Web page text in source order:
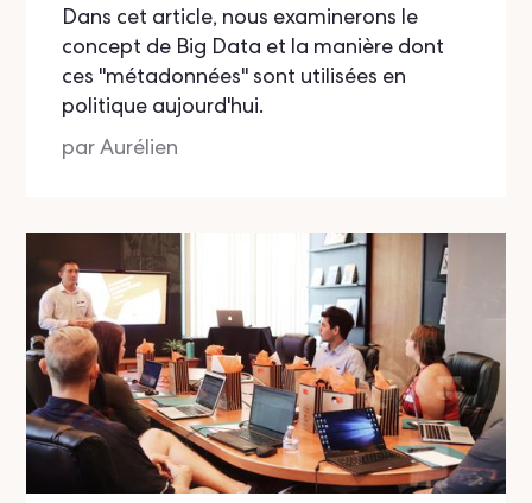
Dans cet article, nous examinerons le
concept de Big Data et la manière dont
ces "métadonnées" sont utilisées en
politique aujourd'hui.
parAurélien